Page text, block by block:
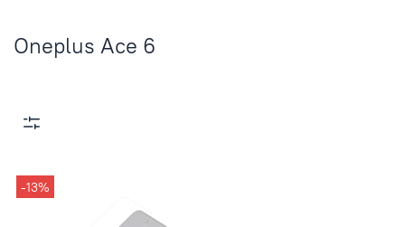
Oneplus Ace 6
-13%